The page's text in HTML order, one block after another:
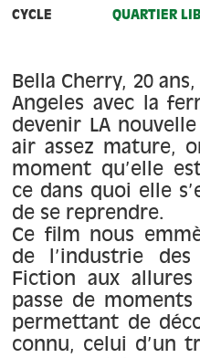
Location
À propos
Contact
CYCLE QUARTIER
Bella Cherry, 20
Angeles avec la
devenir LA
air assez mature,
moment qu’elle
ce dans quoi elle
de se reprendre.
Ce film nous
de l’industrie
Fiction aux
passe de
permettant de
connu, celui d’un